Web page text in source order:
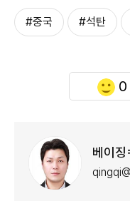
#중국 #석탄
0
베이